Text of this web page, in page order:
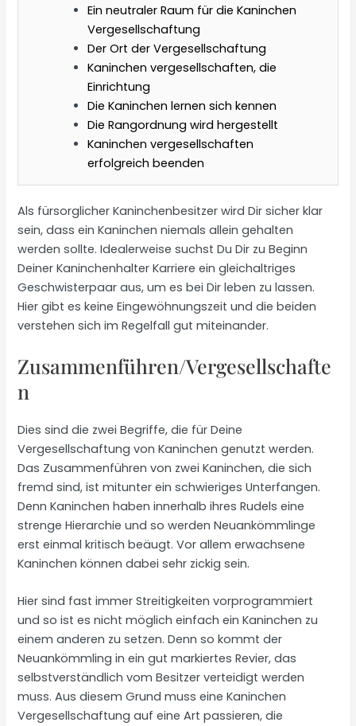
Ein neutraler Raum für die Kaninchen
Vergesellschaftung
Der Ort der Vergesellschaftung
Kaninchen vergesellschaften, die
Einrichtung
Die Kaninchen lernen sich kennen
Die Rangordnung wird hergestellt
Kaninchen vergesellschaften
erfolgreich beenden
Als fürsorglicher Kaninchenbesitzer wird Dir sicher klar
sein, dass ein Kaninchen niemals allein gehalten
werden sollte. Idealerweise suchst Du Dir zu Beginn
Deiner Kaninchenhalter Karriere ein gleichaltriges
Geschwisterpaar aus, um es bei Dir leben zu lassen.
Hier gibt es keine Eingewöhnungszeit und die beiden
verstehen sich im Regelfall gut miteinander.
Zusammenführen/Vergesellschafte
n
Dies sind die zwei Begriffe, die für Deine
Vergesellschaftung von Kaninchen genutzt werden.
Das Zusammenführen von zwei Kaninchen, die sich
fremd sind, ist mitunter ein schwieriges Unterfangen.
Denn Kaninchen haben innerhalb ihres Rudels eine
strenge Hierarchie und so werden Neuankömmlinge
erst einmal kritisch beäugt. Vor allem erwachsene
Kaninchen können dabei sehr zickig sein.
Hier sind fast immer Streitigkeiten vorprogrammiert
und so ist es nicht möglich einfach ein Kaninchen zu
einem anderen zu setzen. Denn so kommt der
Neuankömmling in ein gut markiertes Revier, das
selbstverständlich vom Besitzer verteidigt werden
muss. Aus diesem Grund muss eine Kaninchen
Vergesellschaftung auf eine Art passieren, die